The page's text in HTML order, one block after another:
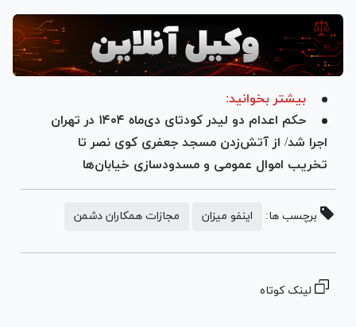
بیشتر بخوانید:
حکم اعدام دو لیدر کودتای دی‌ماه ۱۴۰۴ در تهران
اجرا شد/ از آتش‌زدن مسجد جعفری کوی نصر تا
تخریب اموال عمومی و مسدودسازی خیابان‌ها
برچسب ها: اینفو میزان مجازات همکاران دشمن
لینک کوتاه